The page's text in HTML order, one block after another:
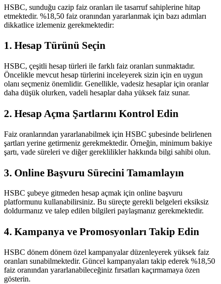
HSBC, sunduğu cazip faiz oranları ile tasarruf sahiplerine hitap
etmektedir. %18,50 faiz oranından yararlanmak için bazı adımları
dikkatlice izlemeniz gerekmektedir:
1. Hesap Türünü Seçin
HSBC, çeşitli hesap türleri ile farklı faiz oranları sunmaktadır.
Öncelikle mevcut hesap türlerini inceleyerek sizin için en uygun
olanı seçmeniz önemlidir. Genellikle, vadesiz hesaplar için oranlar
daha düşük olurken, vadeli hesaplar daha yüksek faiz sunar.
2. Hesap Açma Şartlarını Kontrol Edin
Faiz oranlarından yararlanabilmek için HSBC şubesinde belirlenen
şartları yerine getirmeniz gerekmektedir. Örneğin, minimum bakiye
şartı, vade süreleri ve diğer gereklilikler hakkında bilgi sahibi olun.
3. Online Başvuru Sürecini Tamamlayın
HSBC şubeye gitmeden hesap açmak için online başvuru
platformunu kullanabilirsiniz. Bu süreçte gerekli belgeleri eksiksiz
doldurmanız ve talep edilen bilgileri paylaşmanız gerekmektedir.
4. Kampanya ve Promosyonları Takip Edin
HSBC dönem dönem özel kampanyalar düzenleyerek yüksek faiz
oranları sunabilmektedir. Güncel kampanyaları takip ederek %18,50
faiz oranından yararlanabileceğiniz fırsatları kaçırmamaya özen
gösterin.